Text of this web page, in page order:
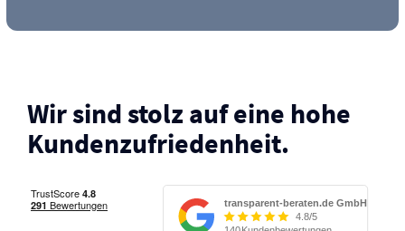
Wir sind stolz auf eine hohe
Kunden­zufriedenheit.